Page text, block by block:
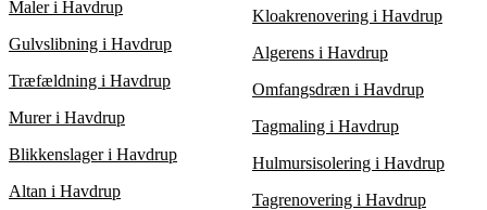
Maler i Havdrup
Gulvslibning i Havdrup
Træfældning i Havdrup
Murer i Havdrup
Blikkenslager i Havdrup
Altan i Havdrup
Kloakrenovering i Havdrup
Algerens i Havdrup
Omfangsdræn i Havdrup
Tagmaling i Havdrup
Hulmursisolering i Havdrup
Tagrenovering i Havdrup